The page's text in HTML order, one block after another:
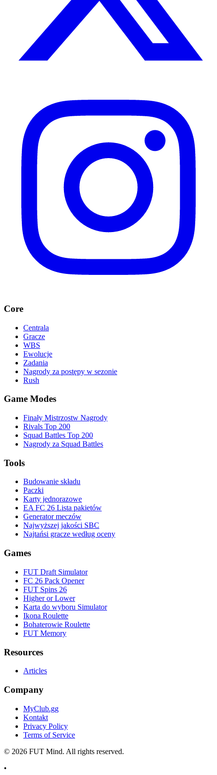
Core
Centrala
Gracze
WBS
Ewolucje
Zadania
Nagrody za postępy w sezonie
Rush
Game Modes
Finały Mistrzostw Nagrody
Rivals Top 200
Squad Battles Top 200
Nagrody za Squad Battles
Tools
Budowanie składu
Paczki
Karty jednorazowe
EA FC 26 Lista pakietów
Generator meczów
Najwyższej jakości SBC
Najtańsi gracze według oceny
Games
FUT Draft Simulator
FC 26 Pack Opener
FUT Spins 26
Higher or Lower
Karta do wyboru Simulator
Ikona Roulette
Bohaterowie Roulette
FUT Memory
Resources
Articles
Company
MyClub.gg
Kontakt
Privacy Policy
Terms of Service
© 2026 FUT Mind. All rights reserved.
•